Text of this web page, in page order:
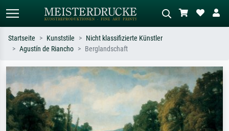
Suchen Sie nach Künstlern, Werktiteln
oder Stilen – z.B. Monet,
Sternennacht, Impressionismus, Welle
Hokusai, Akt.
Beschreiben Sie die Szene – z.B. Grüne
Wiese, Abstrakt mit viel Rot, Dunkles
Ölgemälde, Stehender Akt neben einem
Baum.
Startseite Kunststile
Nicht klassifizierte Künstler
Agustín de Riancho
Berglandschaft